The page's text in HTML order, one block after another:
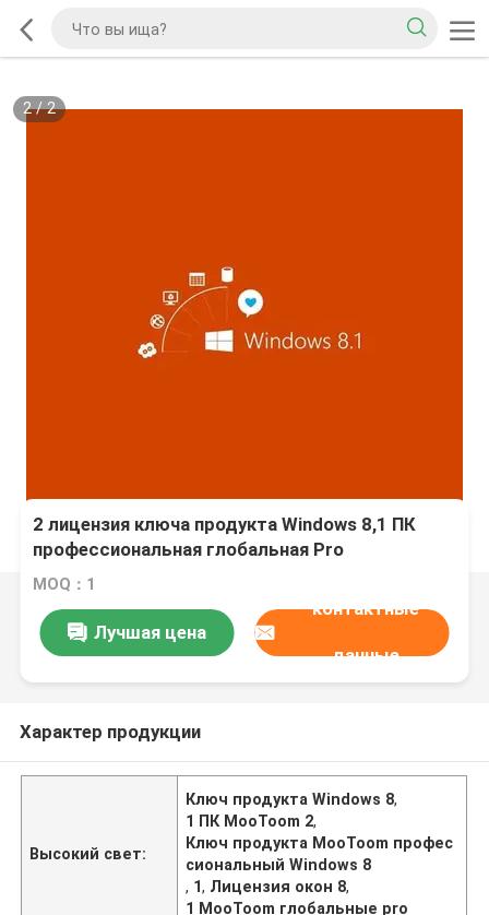
2/2
2 лицензия ключа продукта Windows 8,1 ПК
профессиональная глобальная Pro
MOQ：1
Лучшая цена
контактные
данные
Характер продукции
Высокий свет:
Ключ продукта Windows 8,
1 ПК MooToom 2,
Ключ продукта MooToom профес
сиональный Windows 8
, 1, Лицензия окон 8,
1 MooToom глобальные pro